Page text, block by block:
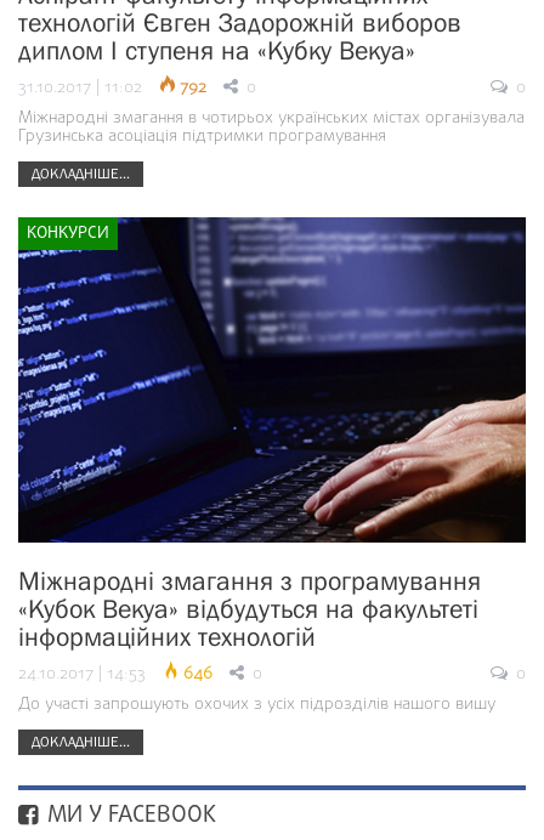
технологій Євген Задорожній виборов
диплом І ступеня на «Кубку Векуа»
31.10.2017 | 11:02 792 0
0
Міжнародні змагання в чотирьох українських містах організувала
Грузинська асоціація підтримки програмування
ДОКЛАДНІШЕ...
КОНКУРСИ
Міжнародні змагання з програмування
«Кубок Векуа» відбудуться на факультеті
інформаційних технологій
24.10.2017 | 14:53 646 0
0
До участі запрошують охочих з усіх підрозділів нашого вишу
ДОКЛАДНІШЕ...
МИ У FACEBOOK